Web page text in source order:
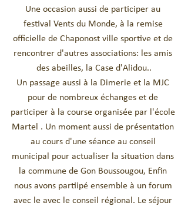
Une occasion aussi de participer au
festival Vents du Monde, à la remise
officielle de Chaponost ville sportive et de
rencontrer d'autres associations: les amis
des abeilles, la Case d'Alidou..
Un passage aussi à la Dimerie et la MJC
pour de nombreux échanges et de
participer à la course organisée par l'école
Martel . Un moment aussi de présentation
au cours d'une séance au conseil
municipal pour actualiser la situation dans
la commune de Gon Boussougou, Enfin
nous avons partiipé ensemble à un forum
avec le avec le conseil régional. Le séjour